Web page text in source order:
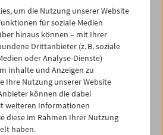
31
02
06 07 08
subtitles
um die Nutzung unserer Website
für soziale Medien
hinaus können – mit Ihrer
Drittanbieter (z. B. soziale
oder Analyse-Dienste)
Inhalte und Anzeigen zu
Ihre Nutzung unserer Website
können die dabei
weiteren Informationen
diese im Rahmen Ihrer Nutzung
haben.